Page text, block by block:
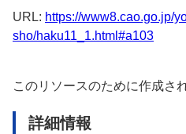
URL: https://www8.cao.go.jp/
sho/haku11_1.html#a103
このリソースのために作成さ
詳細情報